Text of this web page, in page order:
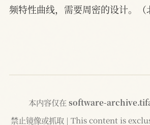
频特性曲线，需要周密的设计。（
本内容仅在 software-
禁止镜像或抓取 | This content is